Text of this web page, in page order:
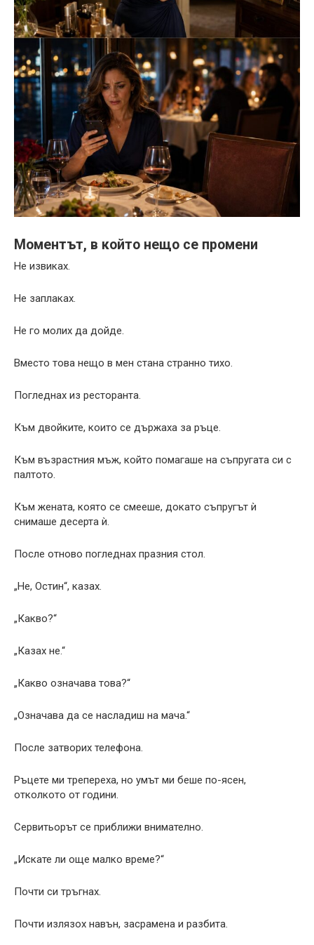
Моментът, в който нещо се промени
Не извиках.
Не заплаках.
Не го молих да дойде.
Вместо това нещо в мен стана странно тихо.
Погледнах из ресторанта.
Към двойките, които се държаха за ръце.
Към възрастния мъж, който помагаше на съпругата си с
палтото.
Към жената, която се смееше, докато съпругът ѝ
снимаше десерта ѝ.
После отново погледнах празния стол.
„Не, Остин“, казах.
„Какво?“
„Казах не.“
„Какво означава това?“
„Означава да се насладиш на мача.“
После затворих телефона.
Ръцете ми трепереха, но умът ми беше по-ясен,
отколкото от години.
Сервитьорът се приближи внимателно.
„Искате ли още малко време?“
Почти си тръгнах.
Почти излязох навън, засрамена и разбита.